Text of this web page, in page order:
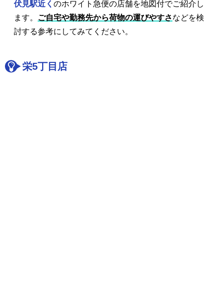
伏見駅近く のホワイト急便の店舗を地図付でご紹介し
ます。 ご自宅や勤務先から荷物の運びやすさなどを検
討する参考にしてみてください。
栄5丁目店